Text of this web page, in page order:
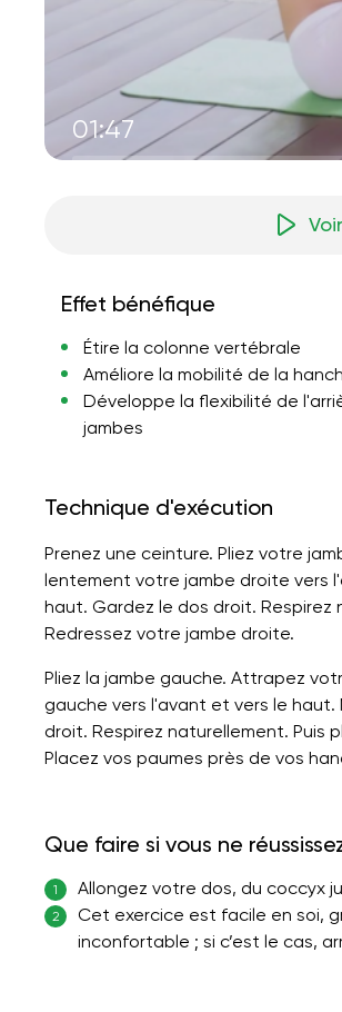
01:47
Effet bénéfique
Étire la colonne vertébrale
Améliore la mobilité de la
Développe la flexibilité de
jambes
Technique d'exécution
Prenez une ceinture. Pliez votre
lentement votre jambe droite vers
haut. Gardez le dos droit. Respirez
Redressez votre jambe droite.
Pliez la jambe gauche. Attrapez
gauche vers l'avant et vers le
droit. Respirez naturellement. Puis
Placez vos paumes près de vos
Que faire si vous ne
1 Allongez votre dos, du coccyx
2
Cet exercice est facile en soi,
inconfortable ; si c’est le cas,